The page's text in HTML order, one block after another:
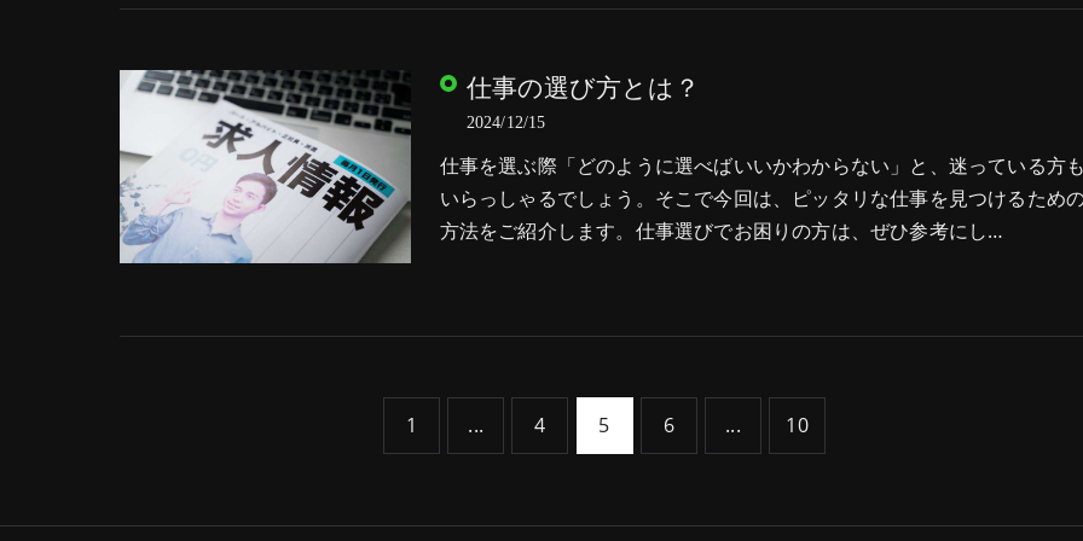
仕事の選び方とは？
2024/12/15
仕事を選ぶ際「どのように選べばいいかわからない」と、迷っている方
いらっしゃるでしょう。そこで今回は、ピッタリな仕事を見つけるため
方法をご紹介します。仕事選びでお困りの方は、ぜひ参考にし…
1 ... 4 5 6 ... 10